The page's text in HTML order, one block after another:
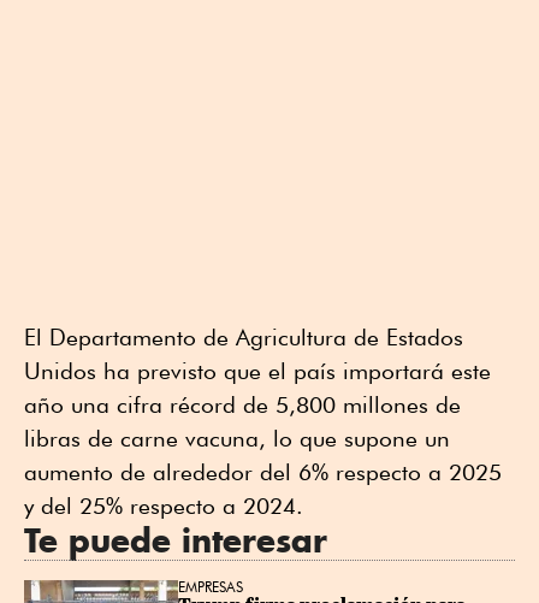
El Departamento de Agricultura de Estados
Unidos ha previsto que el país importará este
año una cifra récord de 5,800 millones de
libras de carne vacuna, lo que supone un
aumento de alrededor del 6% respecto a 2025
y del 25% respecto a 2024.
Te puede interesar
EMPRESAS